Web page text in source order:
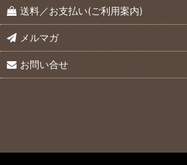
送料／お支払い(ご利用案内)
メルマガ
お問い合せ